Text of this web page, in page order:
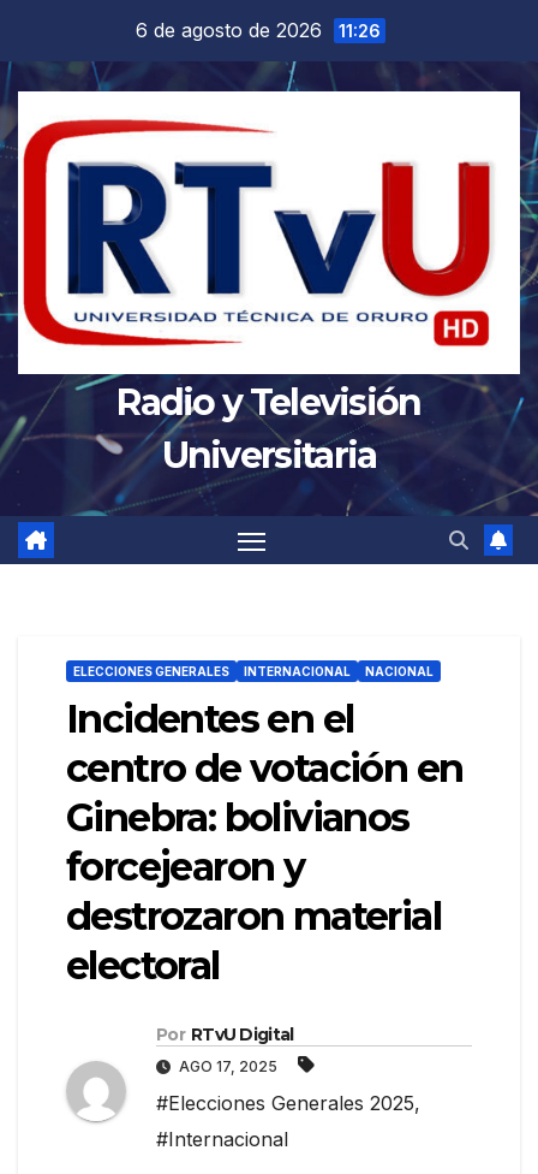
contenido
6 de agosto de 2026 11:26
Radio y Televisión
Universitaria
ELECCIONES GENERALES INTERNACIONAL NACIONAL
Incidentes en el
centro de votación en
Ginebra: bolivianos
forcejearon y
destrozaron material
electoral
Por RTvU Digital
AGO 17, 2025
#Elecciones Generales 2025,
#Internacional